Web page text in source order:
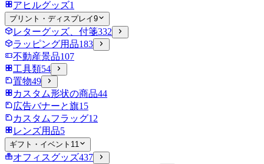
アヒルグッズ1
プリント・ディスプレイ9
レターグッズ、付箋332
ラッピング用品183
不動産景品107
工具類54
置物49
カスタム形状の商品44
広告バナーと旗15
カスタムフラッグ12
レンズ用品5
ギフト・イベント 11
オフィスグッズ437